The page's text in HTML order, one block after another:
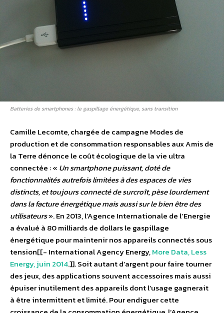
Batteries de smartphones : le gaspillage énergétique, sans transition
Camille Lecomte, chargée de campagne Modes de
production et de consommation responsables aux Amis de
la Terre dénonce le coût écologique de la vie ultra
connectée : « Un smartphone puissant, doté de
fonctionnalités autrefois limitées à des espaces de vies
distincts, et toujours connecté de surcroît, pèse lourdement
dans la facture énergétique mais aussi sur le bien être des
utilisateurs». En 2013, l’Agence Internationale de l’Energie
a évalué à 80 milliards de dollars le gaspillage
énergétique pour maintenir nos appareils connectés sous
tension[[- International Agency Energy,More Data, Less
Energy, juin 2014.]]. Soit autant d’argent pour faire tourner
des jeux, des applications souvent accessoires mais aussi
épuiser inutilement des appareils dont l’usage gagnerait
à être intermittent et limité. Pour endiguer cette